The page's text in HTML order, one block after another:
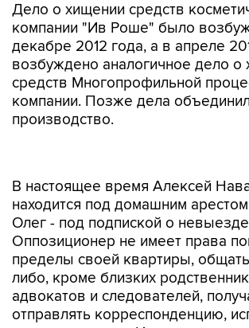
Дело о хищении средств
компании "Ив Роше" было
декабре 2012 года, а в апреле
возбуждено аналогичное дело о
средств Многопрофильной
компании. Позже дела
производство.
Олег - под подпиской о
Оппозиционер не имеет права
пределы своей квартиры,
либо, кроме близких
адвокатов и следователей,
отправлять корреспонденцию,
средства связи и Интернет, а
со СМИ.